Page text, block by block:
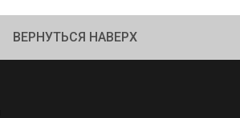
ВЕРНУТЬСЯ НАВЕРХ